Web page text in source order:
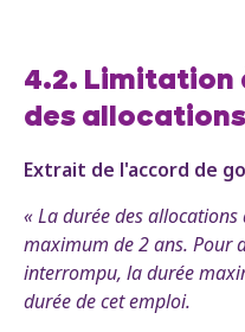
4.2. Limitation
des
Extrait de l'accord de
« La durée des
maximum de 2 ans. Pour
interrompu, la durée
durée de cet emploi.